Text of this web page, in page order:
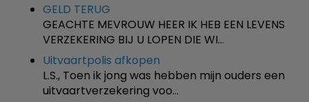
GELD TERUG
GEACHTE MEVROUW HEER IK HEB EEN LEVENS
VERZEKERING BIJ U LOPEN DIE WI…
Uitvaartpolis afkopen
L.S., Toen ik jong was hebben mijn ouders een
uitvaartverzekering voo…